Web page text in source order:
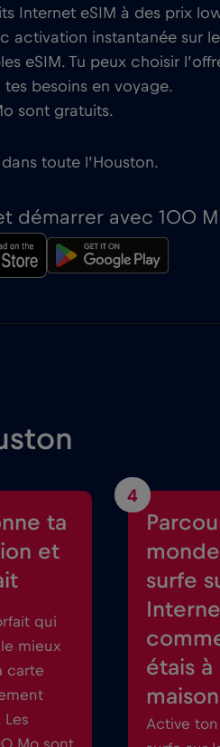
Internet eSIM à des prix
activation instantanée sur
eSIM. Tu peux choisir
besoins en voyage.
sont gratuits.
toute l’Houston.
démarrer avec 100
ta
et
qui
mieux
carte
Les
4
surfe
étais à
maison
Active